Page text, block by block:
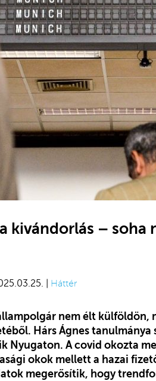
kivándorlás – soha
| Háttér
nem élt külföldön,
Hárs Ágnes
Nyugaton. A covid okozta
okok mellett a hazai
megerősítik, hogy